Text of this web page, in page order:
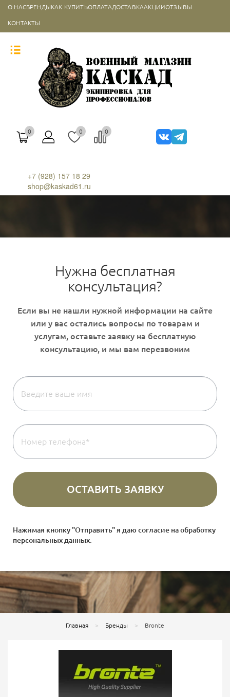
О НАСБРЕНДЫКАК КУПИТЬОПЛАТАДОСТАВКААКЦИИОТЗЫВЫ
КОНТАКТЫ
0 0 0
+7 (928) 157 18 29
shop@kaskad61.ru
Нужна бесплатная
консультация?
Нажимая кнопку "Отправить" я даю согласие наобработку
персональных данных
Главная Бренды Bronte